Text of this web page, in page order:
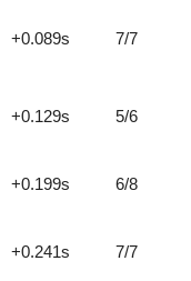
+0.089s 7/7
+0.129s 5/6
+0.199s 6/8
+0.241s 7/7